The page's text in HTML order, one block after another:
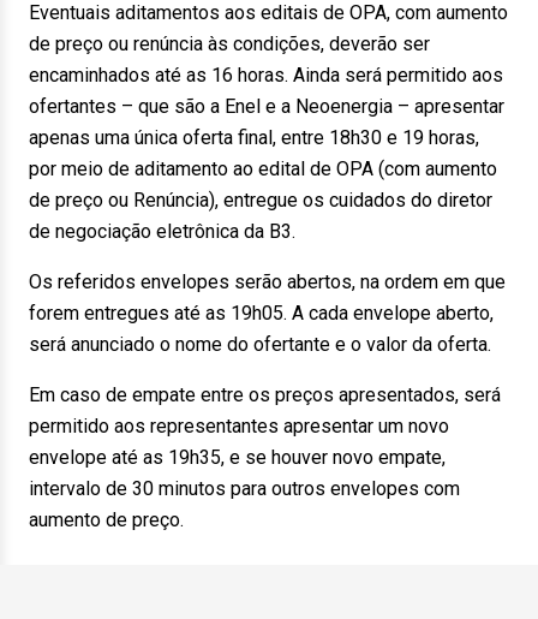
Eventuais aditamentos aos editais de OPA, com aumento
de preço ou renúncia às condições, deverão ser
encaminhados até as 16 horas. Ainda será permitido aos
ofertantes – que são a Enel e a Neoenergia – apresentar
apenas uma única oferta final, entre 18h30 e 19 horas,
por meio de aditamento ao edital de OPA (com aumento
de preço ou Renúncia), entregue os cuidados do diretor
de negociação eletrônica da B3.
Os referidos envelopes serão abertos, na ordem em que
forem entregues até as 19h05. A cada envelope aberto,
será anunciado o nome do ofertante e o valor da oferta.
Em caso de empate entre os preços apresentados, será
permitido aos representantes apresentar um novo
envelope até as 19h35, e se houver novo empate,
intervalo de 30 minutos para outros envelopes com
aumento de preço.